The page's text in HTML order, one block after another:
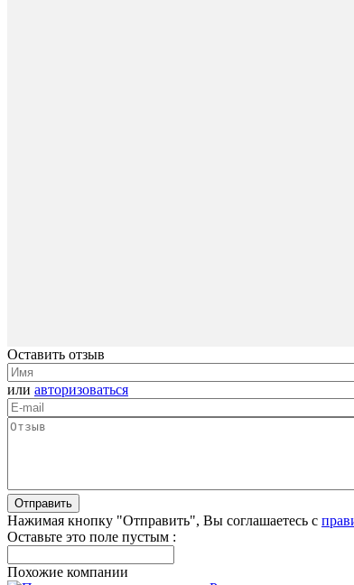
Оставить отзыв
или авторизоваться
Нажимая кнопку "Отправить", Вы соглашаетесь с
Оставьте это поле пустым :
Похожие компании